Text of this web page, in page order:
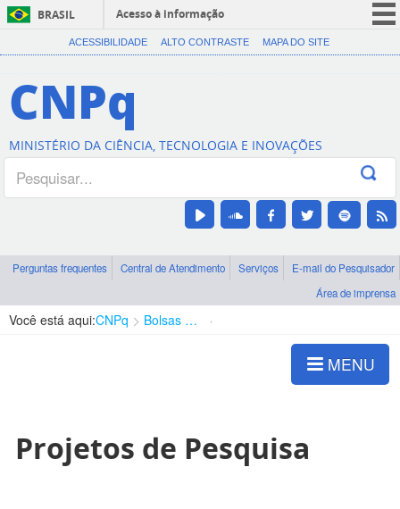
BRASIL
Acesso à informação
CORONAVÍRUS (COVID-19)
Canais
ACESSIBILIDADE ALTO CONTRASTE MAPA DO SITE
CNPq
MINISTÉRIO DA CIÊNCIA, TECNOLOGIA E INOVAÇÕES
Perguntas frequentes Central de Atendimento Serviços
E-mail do Pesquisador
Área de imprensa
Você está aqui:CNPq Bolsas e Auxílios Vigentes
MENU
Projetos de Pesquisa